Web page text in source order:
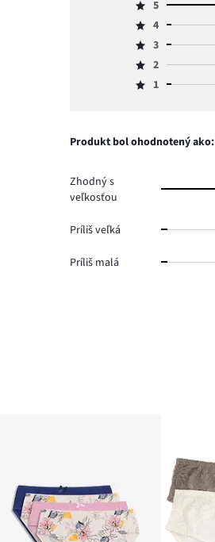
Hodnotenie
5,
počet
hlasov
5
Hodnotenie
4,
počet
hlasov
4
Hodnotenie
3,
počet
3
Hodnotenie
2,
0.
2
Hodnotenie
hlasov
1
Produkt bol ohodnotený ako:
Zhodný s
veľkosťou
Príliš veľká
Príliš malá